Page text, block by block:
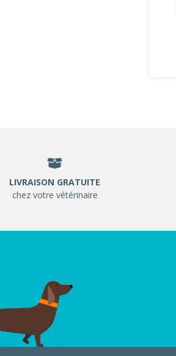
LIVRAISON GRATUITE
chez votre vétérinaire